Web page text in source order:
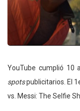
YouTube cumplió 10
spotspublicitarios. El
vs. Messi: The Selfie